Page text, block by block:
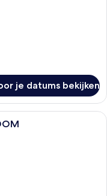
je datums bekijken
met een groot bed, een